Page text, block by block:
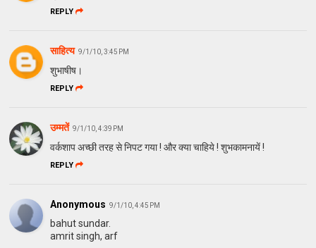
REPLY
साहित्य 9/1/10, 3:45 PM
शुभाषीष।
REPLY
उम्मतें 9/1/10, 4:39 PM
वर्कशाप अच्छी तरह से निपट गया ! और क्या चाहिये ! शुभकामनायें !
REPLY
Anonymous 9/1/10, 4:45 PM
bahut sundar.
amrit singh, arf